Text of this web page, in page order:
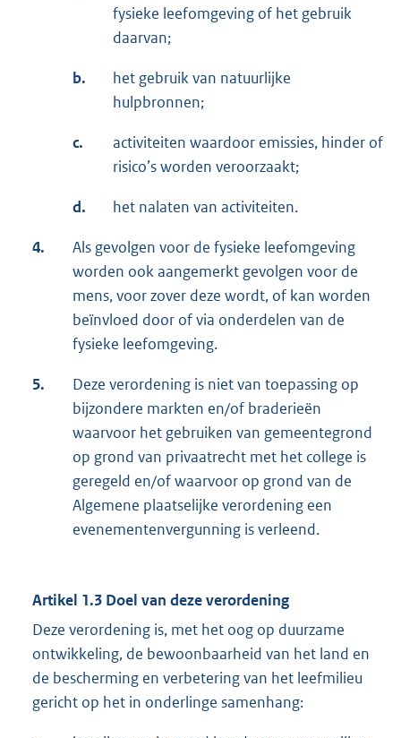
fysieke leefomgeving of het gebruik
daarvan;
b.
het gebruik van natuurlijke
hulpbronnen;
c.
activiteiten waardoor emissies, hinder of
risico’s worden veroorzaakt;
d. het nalaten van activiteiten.
4.
Als gevolgen voor de fysieke leefomgeving
worden ook aangemerkt gevolgen voor de
mens, voor zover deze wordt, of kan worden
beïnvloed door of via onderdelen van de
fysieke leefomgeving.
5.
Deze verordening is niet van toepassing op
bijzondere markten en/of braderieën
waarvoor het gebruiken van gemeentegrond
op grond van privaatrecht met het college is
geregeld en/of waarvoor op grond van de
Algemene plaatselijke verordening een
evenementenvergunning is verleend.
Artikel 1.3 Doel van deze verordening
Deze verordening is, met het oog op duurzame
ontwikkeling, de bewoonbaarheid van het land en
de bescherming en verbetering van het leefmilieu
gericht op het in onderlinge samenhang: